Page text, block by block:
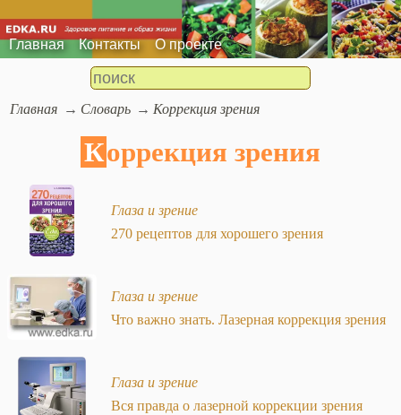
Главная Контакты О проекте
Главная Словарь Коррекция зрения
Коррекция зрения
Глаза и зрение
270 рецептов для хорошего зрения
Глаза и зрение
Что важно знать. Лазерная коррекция зрения
Глаза и зрение
Вся правда о лазерной коррекции зрения